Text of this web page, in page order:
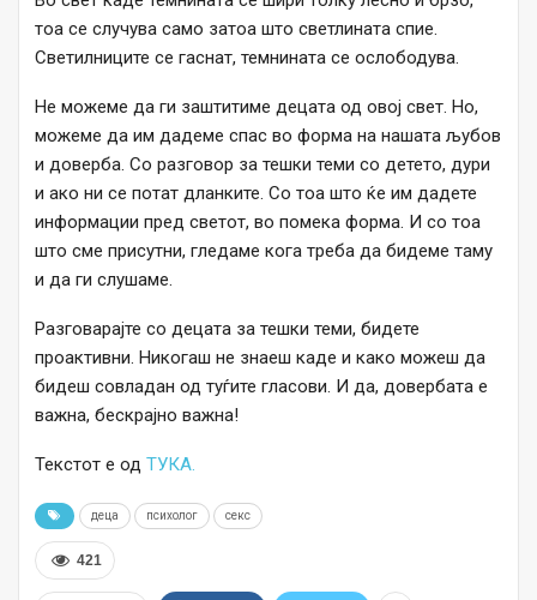
тоа се случува само затоа што светлината спие.
Светилниците се гаснат, темнината се ослободува.
Не можеме да ги заштитиме децата од овој свет. Но,
можеме да им дадеме спас во форма на нашата љубов
и доверба. Со разговор за тешки теми со детето, дури
и ако ни се потат дланките. Со тоа што ќе им дадете
информации пред светот, во помека форма. И со тоа
што сме присутни, гледаме кога треба да бидеме таму
и да ги слушаме.
Разговарајте со децата за тешки теми, бидете
проактивни. Никогаш не знаеш каде и како можеш да
бидеш совладан од туѓите гласови. И да, довербата е
важна, бескрајно важна!
Текстот е од ТУКА.
деца психолог секс
421